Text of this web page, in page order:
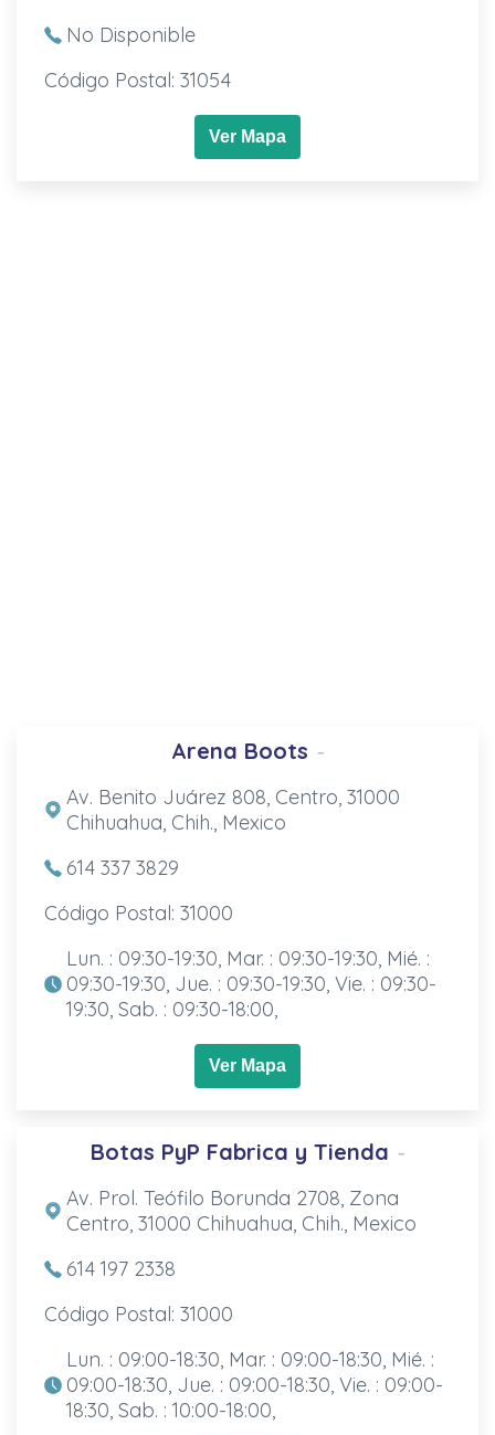
No Disponible
Código Postal: 31054
Ver Mapa
Arena Boots -
Av. Benito Juárez 808, Centro, 31000
Chihuahua, Chih., Mexico
614 337 3829
Código Postal: 31000
Lun. : 09:30-19:30, Mar. : 09:30-19:30, Mié. :
09:30-19:30, Jue. : 09:30-19:30, Vie. : 09:30-
19:30, Sab. : 09:30-18:00,
Ver Mapa
Botas PyP Fabrica y Tienda -
Av. Prol. Teófilo Borunda 2708, Zona
Centro, 31000 Chihuahua, Chih., Mexico
614 197 2338
Código Postal: 31000
Lun. : 09:00-18:30, Mar. : 09:00-18:30, Mié. :
09:00-18:30, Jue. : 09:00-18:30, Vie. : 09:00-
18:30, Sab. : 10:00-18:00,